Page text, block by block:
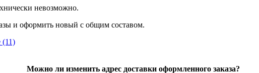
(11)
невозможно.
и оформить новый с общим составом.
Можно ли изменить адрес доставки оформленного заказа?